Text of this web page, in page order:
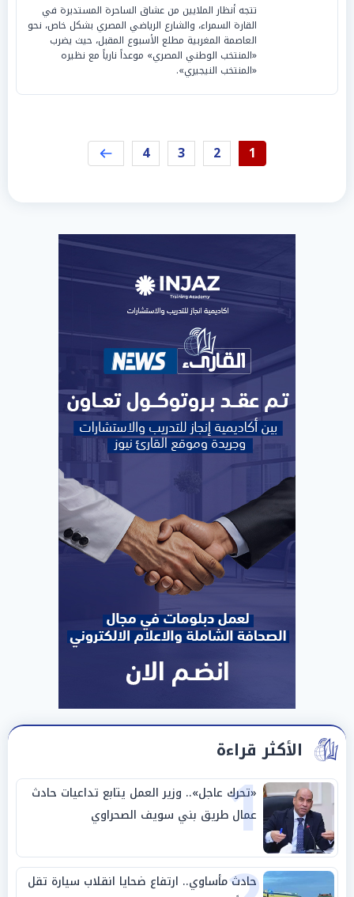
تتجه أنظار الملايين من عشاق الساحرة المستديرة في
القارة السمراء، والشارع الرياضي المصري بشكل خاص، نحو
العاصمة المغربية مطلع الأسبوع المقبل، حيث يضرب
«المنتخب الوطني المصري» موعداً نارياً مع نظيره
«المنتخب النيجيري».
1
2
3
4
الأكثر قراءة
1
«تحرك عاجل».. وزير العمل يتابع تداعيات حادث
عمال طريق بني سويف الصحراوي
حادث مأساوي.. ارتفاع ضحايا انقلاب سيارة تقل